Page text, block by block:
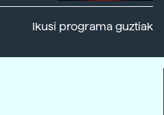
Ikusi programa guztiak